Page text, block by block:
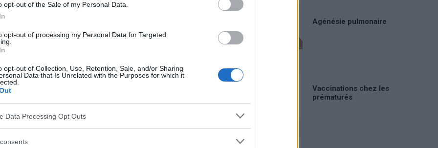
opt-out of the Sale of my Personal Data.
opt-out of processing my Personal Data for Targeted
opt-out of Collection, Use, Retention, Sale, and/or Sharing
Data that Is Unrelated with the Purposes for which it
Data Processing Opt Outs
et évolution
Agénésie pulmonaire
Vaccinations chez les
prématurés